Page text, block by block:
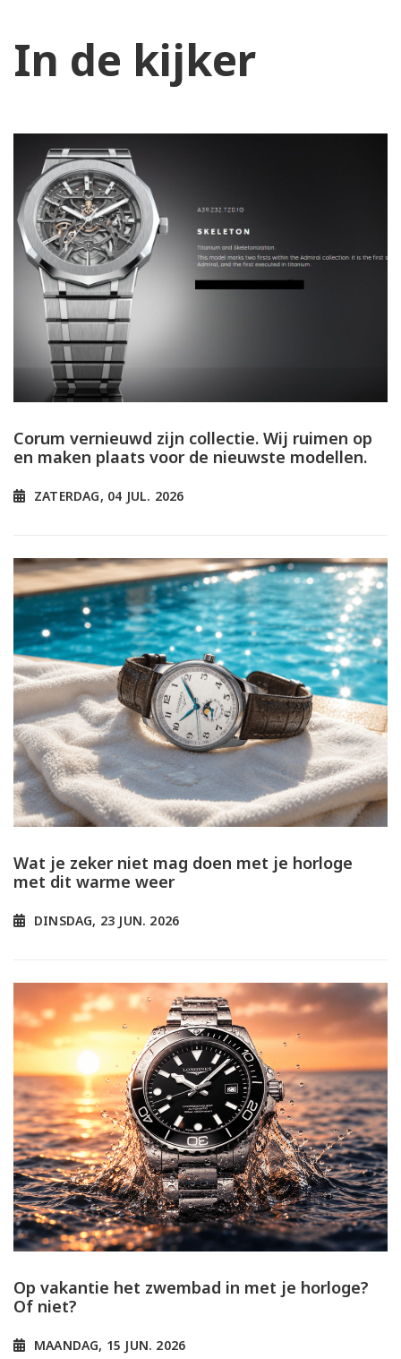
In de kijker
Corum vernieuwd zijn collectie. Wij ruimen op
en maken plaats voor de nieuwste modellen.
ZATERDAG, 04 JUL. 2026
Wat je zeker niet mag doen met je horloge
met dit warme weer
DINSDAG, 23 JUN. 2026
Op vakantie het zwembad in met je horloge?
Of niet?
MAANDAG, 15 JUN. 2026